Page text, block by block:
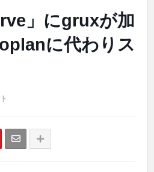
」にgruxが加
に代わりス